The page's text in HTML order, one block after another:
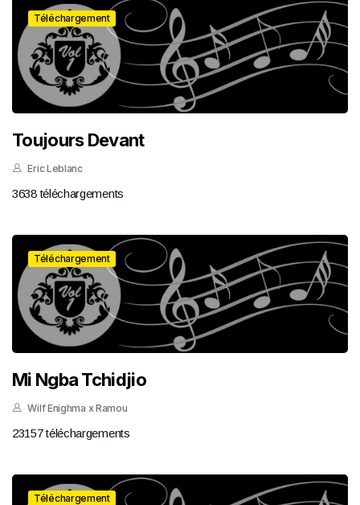
Téléchargement
Toujours Devant
Eric Leblanc
3638 téléchargements
Téléchargement
Mi Ngba Tchidjio
Wilf Enighma x Ramou
23157 téléchargements
Téléchargement